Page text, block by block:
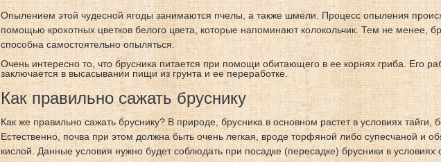
Опылением этой чудесной ягоды занимаются пчелы, а также шмели. Процесс опыления
помощью крохотных цветков белого цвета, которые напоминают колокольчик. Тем не менее,
способна самостоятельно опыляться.
Очень интересно то, что брусника питается при помощи обитающего в ее корнях гриба. Его
заключается в высасывании пищи из грунта и ее переработке.
Как правильно сажать бруснику
Как же правильно сажать бруснику? В природе, брусника в основном растет в условиях тайги,
Естественно, почва при этом должна быть очень легкая, вроде торфяной либо супесчаной и
кислой. Данные условия нужно будет соблюдать при посадке (пересадке) брусники в условиях